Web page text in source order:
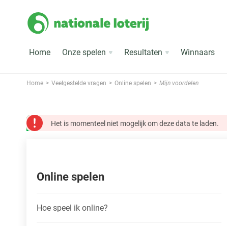
Home Onze spelen Resultaten Winnaars
Home Veelgestelde vragen Online spelen Mijn voordelen
Het is momenteel niet mogelijk om deze data te laden.
Online spelen
Hoe speel ik online?